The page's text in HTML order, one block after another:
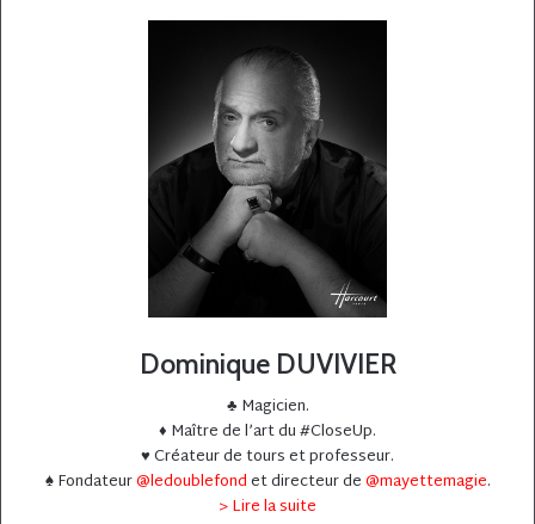
Dominique DUVIVIER
♣️ Magicien.
♦️ Maître de l’art du #CloseUp.
♥️ Créateur de tours et professeur.
♠️ Fondateur@ledoublefondet directeur de@mayettemagie.
> Lire la suite